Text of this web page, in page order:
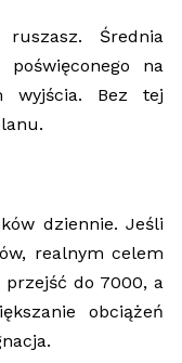
Średnia
na
wyjścia. Bez tej
dziennie. Jeśli
realnym celem
przejść do 7000, a
obciążeń